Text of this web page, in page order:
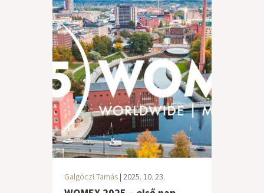
Galgóczi Tamás | 2025. 10. 23.